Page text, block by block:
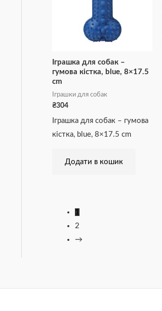
Іграшка для собак –
гумова кістка, blue, 8×17.5
cm
Іграшки для собак
₴304
Іграшка для собак – гумова
кістка, blue, 8×17.5 cm
Додати в кошик
1
2
→